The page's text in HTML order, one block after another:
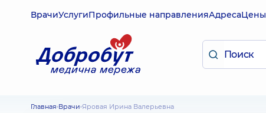
ВрачиУслугиПрофильные направленияАдресаЦены
Главная Врачи Яровая Ирина Валерьевна